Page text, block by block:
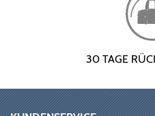
30 TAGE